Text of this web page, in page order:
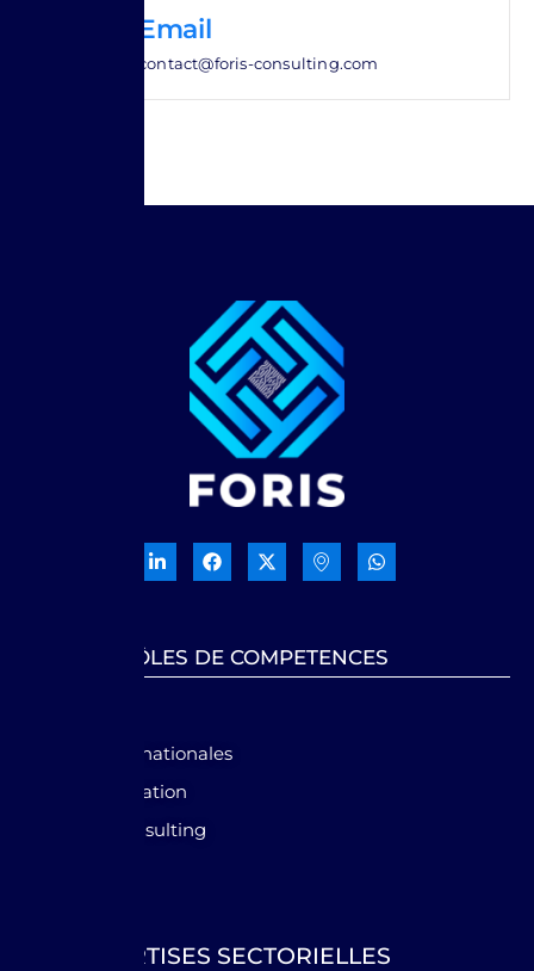
Email
contact@foris-consulting.com
NOS PÔLES DE COMPETENCES
Normes internationales
Audit & évaluation
Financial Consulting
EXPERTISES SECTORIELLES